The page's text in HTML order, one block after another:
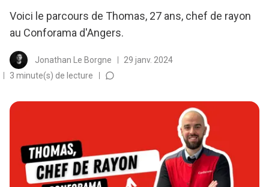
Voici le parcours de Thomas, 27 ans, chef de rayon
au Conforama d'Angers.
Jonathan Le Borgne
29 janv. 2024
3 minute(s) de lecture